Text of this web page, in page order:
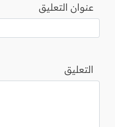
عنوان التعليق
التعليق